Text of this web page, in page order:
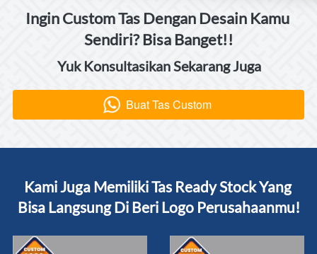
Ingin Custom Tas Dengan Desain Kamu
Sendiri? Bisa Banget!!
Yuk Konsultasikan Sekarang Juga
` Buat Tas Custom
Kami Juga Memiliki Tas Ready Stock Yang
Bisa Langsung Di Beri Logo Perusahaanmu!